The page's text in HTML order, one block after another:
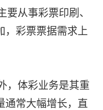
要从事彩票印刷、
，彩票票据需求上
，体彩业务是其重
通常大幅增长，直